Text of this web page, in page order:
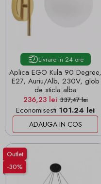
Livrare in 24 ore
Aplica EGO Kula 90 Degree,
E27, Auriu/Alb, 230V, glob
de sticla alba
Pret
236,23 leiPret de baza
337,47 lei
Economisesti 101.24 lei
ADAUGA IN COS
Outlet
-30%